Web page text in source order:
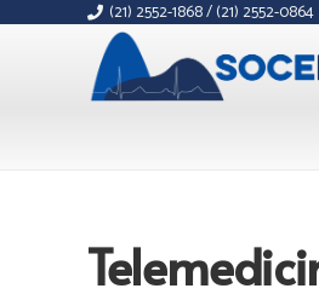
(21) 2552-1868 / (21) 2552-0864